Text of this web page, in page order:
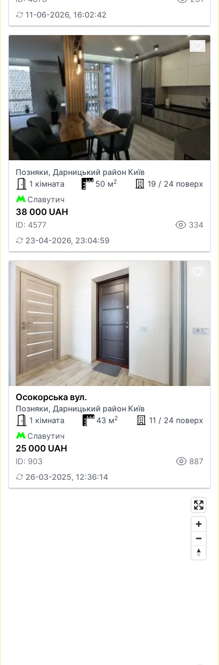
11-06-2026, 16:02:42
Позняки, Дарницький район Київ
1 кімната
50 м2
19 / 24 поверх
Славутич
38 000 UAH
ID: 4577
334
23-04-2026, 23:04:59
Осокорська вул.
Позняки, Дарницький район Київ
1 кімната
43 м2
11 / 24 поверх
Славутич
25 000 UAH
ID: 903
887
26-03-2025, 12:36:14